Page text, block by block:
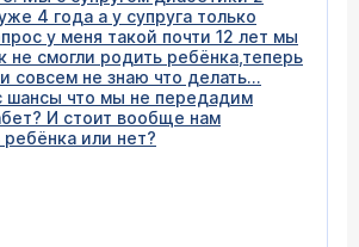
4 года а у супруга только
у меня такой почти 12 лет мы
не смогли родить ребёнка,теперь
совсем не знаю что делать...
шансы что мы не передадим
И стоит вообще нам
ребёнка или нет?